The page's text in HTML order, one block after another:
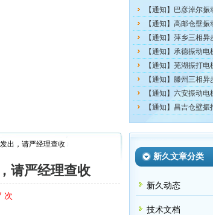
【通知】巴彦淖尔
【通知】高邮仓壁振
【通知】萍乡三相异
【通知】承德振动电
【通知】芜湖振打电
【通知】滕州三相
【通知】六安振动电
【通知】昌吉仓壁振
出，请严经理查收
请严经理查收
次
新久文章分类
新久动态
技术文档